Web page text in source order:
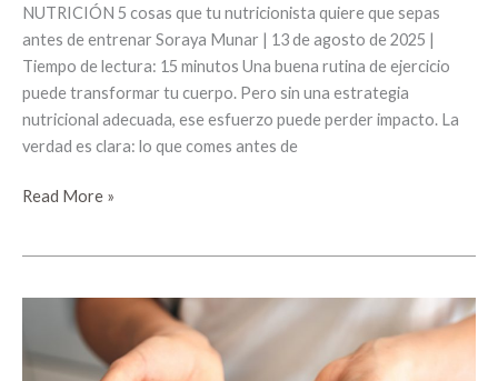
NUTRICIÓN 5 cosas que tu nutricionista quiere que sepas
antes de entrenar Soraya Munar | 13 de agosto de 2025 |
Tiempo de lectura: 15 minutos Una buena rutina de ejercicio
puede transformar tu cuerpo. Pero sin una estrategia
nutricional adecuada, ese esfuerzo puede perder impacto. La
verdad es clara: lo que comes antes de
Read More »
saludable:
por